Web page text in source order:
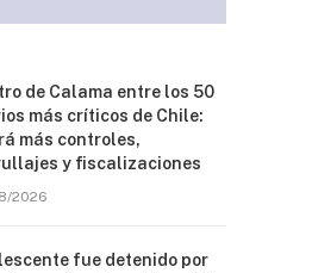
de Calama entre los 50
más críticos de Chile:
más controles,
y fiscalizaciones
2026
fue detenido por